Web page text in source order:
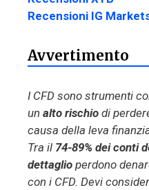
Recensioni IG
Avvertimento
I CFD sono strumenti
un alto rischio di
causa della leva
Tra il 74-89% dei conti
dettaglio perdono
con i CFD. Devi